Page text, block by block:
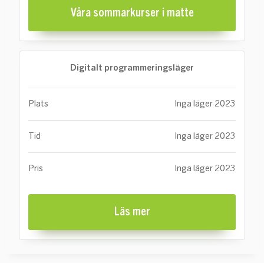
Våra sommarkurser i matte
Digitalt programmeringsläger
Plats Inga läger 2023
Tid Inga läger 2023
Pris Inga läger 2023
Läs mer